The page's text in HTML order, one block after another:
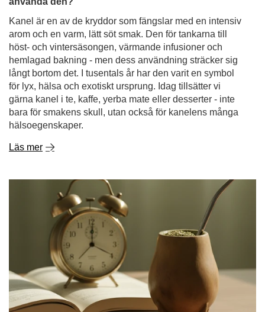
gärna kanel i te, kaffe, yerba mate eller desserter - inte
bara för smakens skull, utan också för kanelens många
hälsoegenskaper.
Läs mer
Yerba mate på morgonen eller kvällen? Nyckeln till
en hälsosam sömn
En morgon utan kaffe? För många låter det otänkbart.